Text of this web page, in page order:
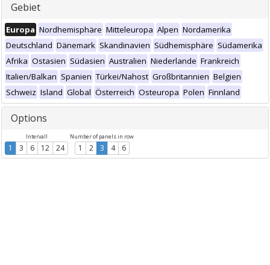
Gebiet
Europa Nordhemisphäre Mitteleuropa Alpen Nordamerika
Deutschland Dänemark Skandinavien Südhemisphäre Südamerika
Afrika Ostasien Südasien Australien Niederlande Frankreich
Italien/Balkan Spanien Türkei/Nahost Großbritannien Belgien
Schweiz Island Global Österreich Osteuropa Polen Finnland
Options
Intervall
1 3 6 12 24
Number of panels in row
1 2 3 4 6